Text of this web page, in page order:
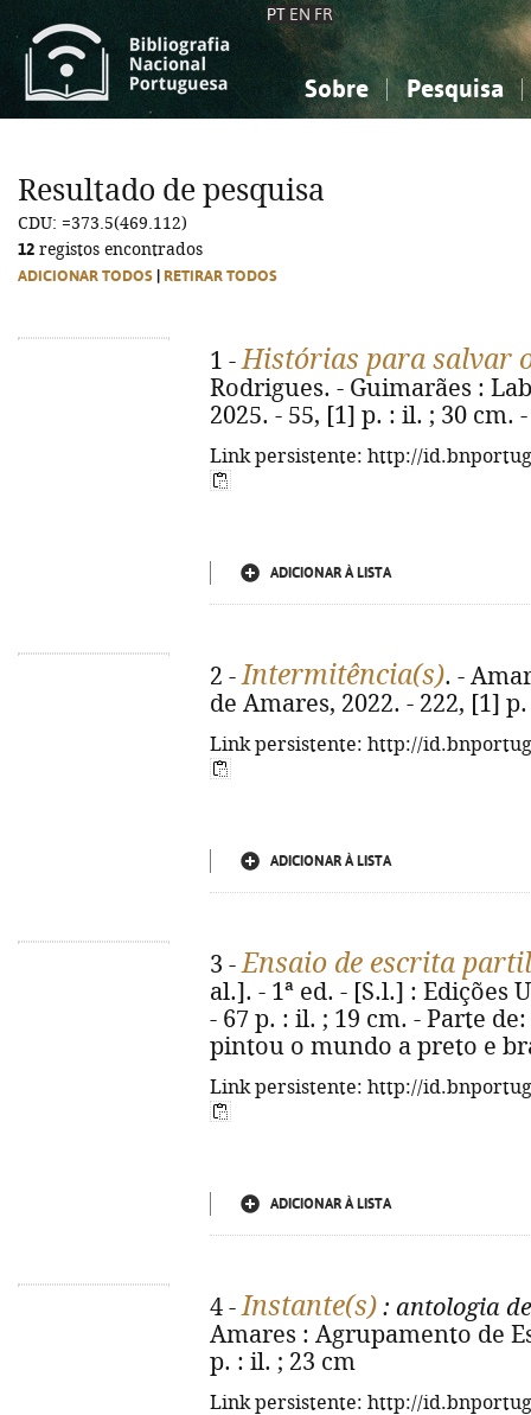
PT EN FR
Sobre Pesquisa
Ciências sociais...
Ciências sociais...
Resultado de pesquisa
CDU: =373.5(469.112)
12 registos encontrados
ADICIONAR TODOS RETIRAR TODOS
1 -Histórias para salvar
Rodrigues. - Guimarães :
2025. - 55, [1] p. : il. ; 30 cm.
Link persistente: http://
ADICIONAR À LISTA
2 -Intermitência(s). -
de Amares, 2022. - 222, [1]
Link persistente: http://
ADICIONAR À LISTA
3 -Ensaio de escrita
al.]. - 1ª ed. - [S.l.] : Edições
- 67 p. : il. ; 19 cm. - Parte
pintou o mundo a preto e
Link persistente: http://
ADICIONAR À LISTA
4 -Instante(s) : antologia
Amares : Agrupamento de
p. : il. ; 23 cm
Link persistente: http://